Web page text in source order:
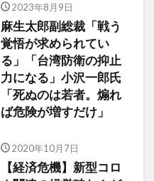
2023年8月9日
麻生太郎副総裁「戦う
覚悟が求められてい
る」「台湾防衛の抑止
力になる」小沢一郎氏
「死ぬのは若者。煽れ
ば危険が増すだけ」
2020年10月7日
【経済危機】新型コロ